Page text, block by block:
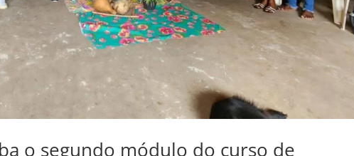
o segundo módulo do curso de